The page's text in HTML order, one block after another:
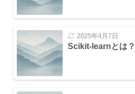
2025年4月7日
Scikit-learnとは